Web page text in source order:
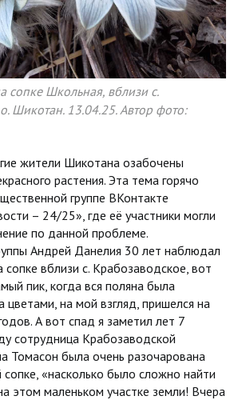
сопке Школьная, вблизи с.
Шикотан. 13.04.25. Автор фото:
жители Шикотана озабочены
растения. Эта тема горячо
группе ВКонтакте
– 24/25», где её участники могли
по данной проблеме.
Андрей Данелия 30 лет наблюдал
сопке вблизи с. Крабозаводское, вот
пик, когда вся поляна была
цветами, на мой взгляд, пришелся на
А вот спад я заметил лет 7
сотрудница Крабозаводской
Томасон была очень разочарована
сопке, «насколько было сложно найти
этом маленьком участке земли! Вчера